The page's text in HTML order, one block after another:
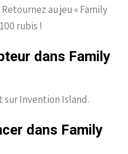
au jeu « Family
rubis !
dans Family
sur Invention Island.
dans Family